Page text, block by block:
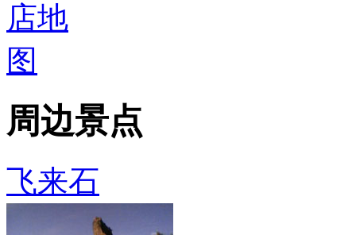
周边景点
飞来石